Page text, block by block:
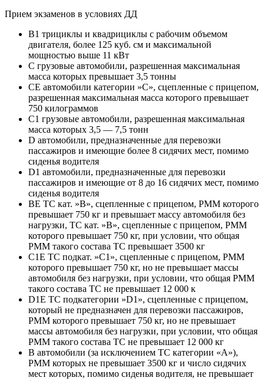
Прием экзаменов в условиях ДД
B1 трициклы и квадрициклы с рабочим объемом
двигателя, более 125 куб. см и максимальной
мощностью выше 11 кВт
C грузовые автомобили, разрешенная максимальная
масса которых превышает 3,5 тонны
CE автомобили категории »С», сцепленные с прицепом,
разрешенная максимальная масса которого превышает
750 килограммов
C1 грузовые автомобили, разрешенная максимальная
масса которых 3,5 — 7,5 тонн
D автомобили, предназначенные для перевозки
пассажиров и имеющие более 8 сидячих мест, помимо
сиденья водителя
D1 автомобили, предназначенные для перевозки
пассажиров и имеющие от 8 до 16 сидячих мест, помимо
сиденья водителя
BE ТС кат. »В», сцепленные с прицепом, РММ которого
превышает 750 кг и превышает массу автомобиля без
нагрузки, ТС кат. »В», сцепленные с прицепом, РММ
которого превышает 750 кг, при условии, что общая
РММ такого состава ТС превышает 3500 кг
C1E ТС подкат. »С1», сцепленные с прицепом, РММ
которого превышает 750 кг, но не превышает массы
автомобиля без нагрузки, при условии, что общая РММ
такого состава ТС не превышает 12 000 к
D1E ТС подкатегории »D1», сцепленные с прицепом,
который не предназначен для перевозки пассажиров,
РММ которого превышает 750 кг, но не превышает
массы автомобиля без нагрузки, при условии, что общая
РММ такого состава ТС не превышает 12 000 кг
B автомобили (за исключением ТС категории «A»),
РММ которых не превышает 3500 кг и число сидячих
мест которых, помимо сиденья водителя, не превышает